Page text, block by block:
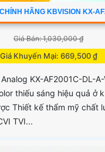
HÃNG KBVISION KX-
Giá Bán: 1,030,000 ₫
Giá Khuyến Mại: 669,500 ₫
KX-AF2001C-DL-
thiếu sáng hiệu quả ở
Thiết kế thẩm mỹ chất
TVI...